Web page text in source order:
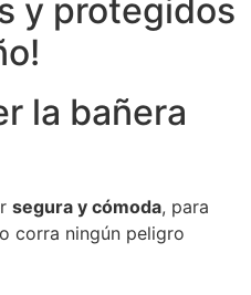
y protegidos
la bañera
segura y cómoda, para
corra ningún peligro